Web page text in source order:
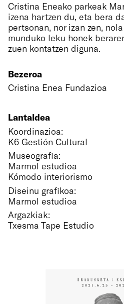
Cristina Eneako parkeak
izena hartzen du, eta bera
pertsonan, nor izan zen,
munduko leku honek
zuen kontatzen diguna.
Bezeroa
Cristina Enea Fundazioa
Lantaldea
Koordinazioa:
K6 Gestión Cultural
Museografia:
Marmol estudioa
Kómodo interiorismo
Diseinu grafikoa:
Marmol estudioa
Argazkiak:
Txesma Tape Estudio